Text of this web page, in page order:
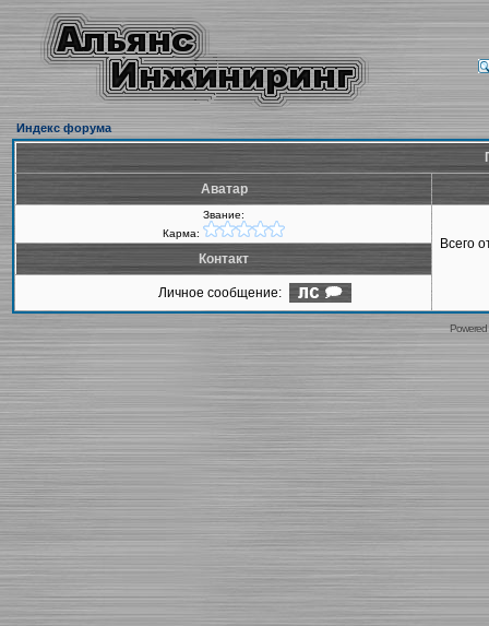
Индекс форума
Аватар
Звание:
Карма:
Всего
Контакт
Личное сообщение: